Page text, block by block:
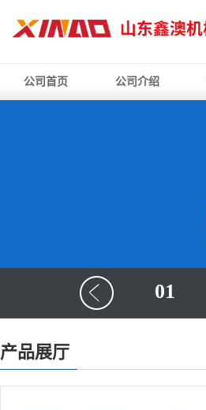
公司首页 公司介绍
01
产品展厅